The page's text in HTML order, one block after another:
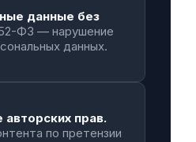
данные без
ФЗ — нарушение
данных.
прав.
по претензии